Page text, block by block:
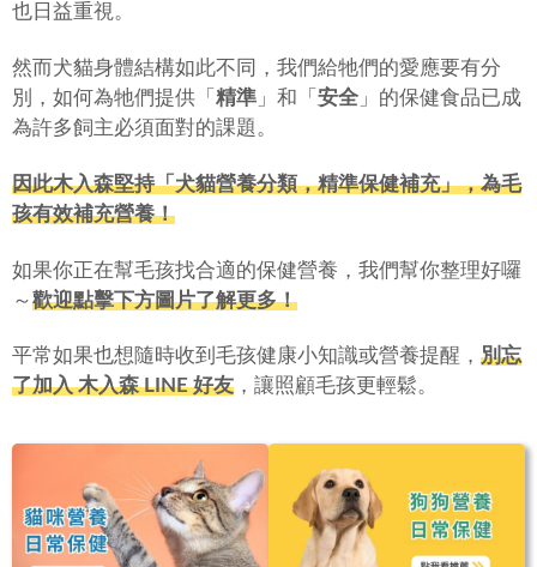
也日益重視。
然而犬貓身體結構如此不同，我們給牠們的愛應要有分
別，如何為牠們提供「 精準 」和「 安全 」的保健食品已成
為許多飼主必須面對的課題。
因此木入森堅持「犬貓營養分類，精準保健補充」，為毛
孩有效補充營養！
如果你正在幫毛孩找合適的保健營養，我們幫你整理好囉
～歡迎點擊下方圖片了解更多！
平常如果也想隨時收到毛孩健康小知識或營養提醒， 別忘
了加入 木入森 LINE 好友 ，讓照顧毛孩更輕鬆。